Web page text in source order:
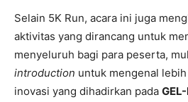
Selain 5K Run, acara ini juga
aktivitas yang dirancang untuk
menyeluruh bagi para peserta,
introduction untuk mengenal
inovasi yang dihadirkan pada